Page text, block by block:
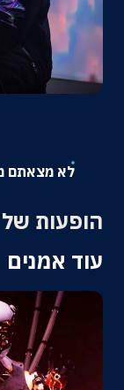
אודות
צרו קשר
לא מצאתם
הופעות
עוד אמנים